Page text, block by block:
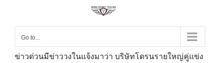
Go to...
ข่าวด่วนมีข่าววงในแจ้งมาว่า บริษัทโดรนรายใหญ่คู่แข่ง